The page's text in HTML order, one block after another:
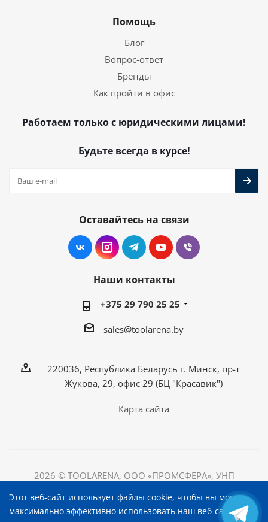
Помощь
Блог
Вопрос-ответ
Бренды
Как пройти в офис
Работаем только с юридическими лицами!
Будьте всегда в курсе!
Оставайтесь на связи
Наши контакты
+375 29 790 25 25
sales@toolarena.by
220036, Республика Беларусь г. Минск, пр-т
Жукова, 29, офис 29 (БЦ "Красавик")
Карта сайта
2026 © TOOLARENA, ООО «ПРОМСФЕРА», УНП
220036, Республика Беларусь, г. Минск, пр-т Жукова, д.
29, офис 29, БЦ "Красавик"
Этот веб-сайт использует файлы cookie, чтобы вы могли
максимально эффективно использовать наш веб-сайт.